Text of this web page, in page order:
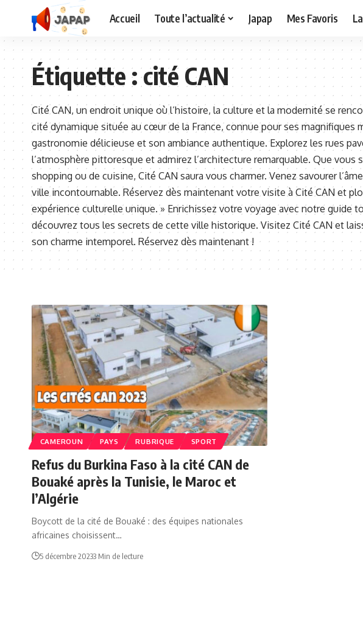
Accueil Toute l’actualité Japap Mes Favoris
Étiquette :cité CAN
Cité CAN, un endroit unique où l’histoire, la culture et la modernité se
cité dynamique située au cœur de la France, connue pour ses magnifiques
gastronomie délicieuse et son ambiance authentique. Explorez les rues
l’atmosphère pittoresque et admirez l’architecture remarquable. Que vous
shopping ou de cuisine, Cité CAN saura vous charmer. Venez savourer
ville incontournable. Réservez dès maintenant votre visite à Cité CAN et
expérience culturelle unique. » Enrichissez votre voyage avec notre guide
découvrez tous les secrets de cette ville historique. Visitez Cité CAN et
son charme intemporel. Réservez dès maintenant !
CAMEROUN PAYS RUBRIQUE SPORT
Refus du Burkina Faso à la cité CAN de
Bouaké après la Tunisie, le Maroc et
l’Algérie
Boycott de la cité de Bouaké : des équipes nationales
africaines choisissent…
5 décembre 20233 Min de lecture